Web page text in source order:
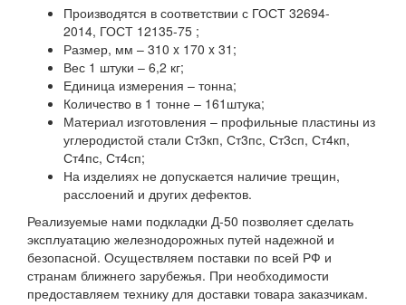
Производятся в соответствии с ГОСТ 32694-
2014, ГОСТ 12135-75 ;
Размер, мм – 310 x 170 x 31;
Вес 1 штуки – 6,2 кг;
Единица измерения – тонна;
Количество в 1 тонне – 161штука;
Материал изготовления – профильные пластины из
углеродистой стали Ст3кп, Ст3пс, Ст3сп, Ст4кп,
Ст4пс, Ст4сп;
На изделиях не допускается наличие трещин,
расслоений и других дефектов.
Реализуемые нами подкладки Д-50 позволяет сделать
эксплуатацию железнодорожных путей надежной и
безопасной. Осуществляем поставки по всей РФ и
странам ближнего зарубежья. При необходимости
предоставляем технику для доставки товара заказчикам.